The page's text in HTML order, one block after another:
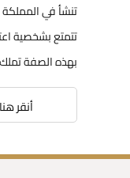
تنشأ في
تتمتع بشخصية
بهذه الصفة تملك
أنقر هنا